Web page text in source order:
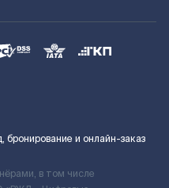
и онлайн-заказ
в том числе